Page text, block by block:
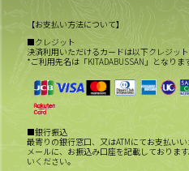
【お支払い方法について】
■クレジット
決済利用いただけるカードは以下クレジッ
*ご利用先名は「KITADABUSSAN」となりま
■銀行振込
最寄りの銀行窓口、又はATMにてお支払い
メールに、お振込み口座を記載しておりま
いください。